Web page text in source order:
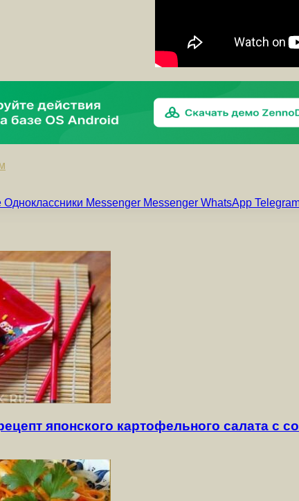
Одноклассники Messenger Messenger WhatsApp
японского картофельного салата с